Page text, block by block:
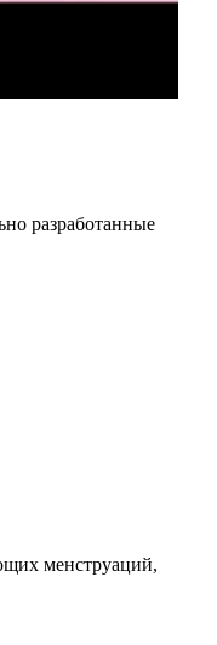
разработанные
менструаций,